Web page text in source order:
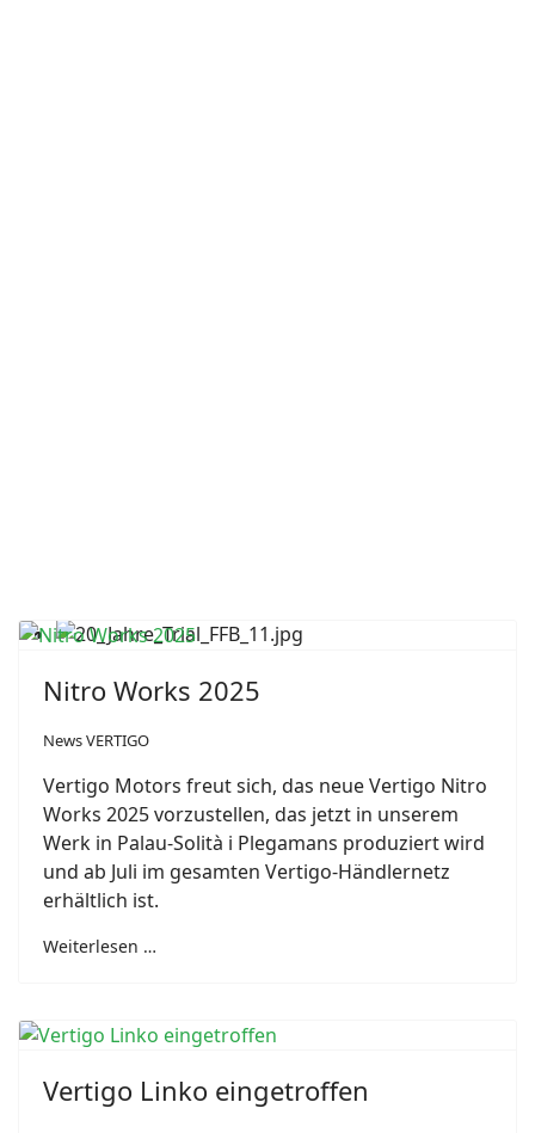
Nitro Works 2025
News VERTIGO
Vertigo Motors freut sich, das neue Vertigo Nitro
Works 2025 vorzustellen, das jetzt in unserem
Werk in Palau-Solità i Plegamans produziert wird
und ab Juli im gesamten Vertigo-Händlernetz
erhältlich ist.
Weiterlesen …
Vertigo Linko eingetroffen